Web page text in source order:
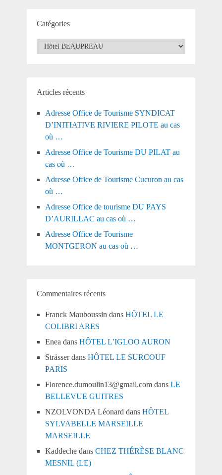
Catégories
Catégories
Articles récents
Adresse Office de Tourisme SYNDICAT
D’INITIATIVE RIVIERE PILOTE au cas
où …
Adresse Office de Tourisme DU PILAT au
cas où …
Adresse Office de Tourisme Cucuron au cas
où …
Adresse Office de tourisme DU PAYS
D’AURILLAC au cas où …
Adresse Office de Tourisme
MONTGERON au cas où …
Commentaires récents
Franck Mauboussin dans HÔTEL LE
COLIBRI ARES
Enea dans HÔTEL L’IGLOO AURON
Strässerdans HÔTEL LE SURCOUF
PARIS
Florence.dumoulin13@gmail.comdans LE
BELLEVUE GUITRES
NZOLVONDA Léonard dans HÔTEL
SYLVABELLE MARSEILLE
MARSEILLE
Kaddechedans CHEZ THÉRÈSE BLANC
MESNIL (LE)